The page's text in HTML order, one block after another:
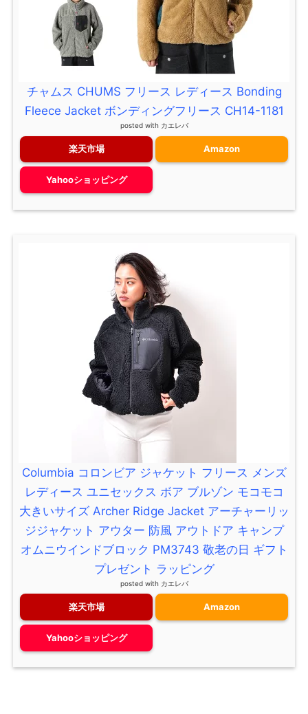
チャムス CHUMS フリース レディース Bonding
Fleece Jacket ボンディングフリース CH14-1181
posted with カエレバ
楽天市場 Amazon
Yahooショッピング
Columbia コロンビア ジャケット フリース メンズ
レディース ユニセックス ボア ブルゾン モコモコ
大きいサイズ Archer Ridge Jacket アーチャーリッ
ジジャケット アウター 防風 アウトドア キャンプ
オムニウインドブロック PM3743 敬老の日 ギフト
プレゼント ラッピング
posted with カエレバ
楽天市場 Amazon
Yahooショッピング